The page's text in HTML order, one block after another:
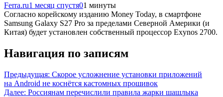
Ferra.ru1 месяц спустя01 минуты
Согласно корейскому изданию Money Today, в смартфоне
Samsung Galaxy S27 Pro за пределами Северной Америки (и
Китая) будет установлен собственный процессор Exynos 2700.
Навигация по записям
Предыдущая: Скорое усложнение установки приложений
на Android не коснётся кастомных прошивок
Далее: Россиянам перечислили правила жарки шашлыка